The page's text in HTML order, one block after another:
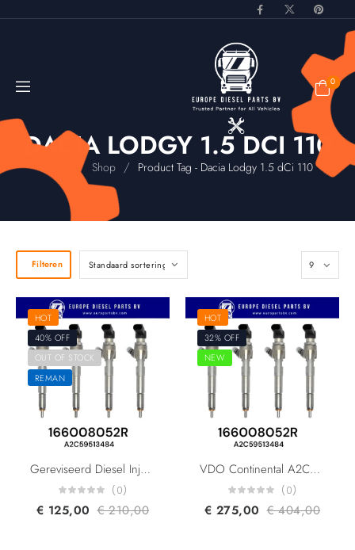
0
DACIA LODGY 1.5 DCI 110
Home / Shop / Product Tag - Dacia Lodgy 1.5 dCi 110
Filteren
HOT
40% OFF
OUT OF STOCK
REMAN
Gereviseerd Diesel Injector VDO Continental A2C59513484 H8200704191 8200903034 166008052R 1660000Q1F 166004305R 5WS40536 For Renault Dacia Nissan 1.5DCI K9K
(0)
€ 125,00 €210,00
HOT
32% OFF
NEW
VDO Continental A2C59513484 H8200704191 8200903034 Renault Dacia Nissan 166008052R 1660000Q1F 166004305R 5WS40536 Diesel Injector
(0)
€ 275,00 €404,00